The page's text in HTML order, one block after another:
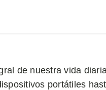
de nuestra vida
portátiles